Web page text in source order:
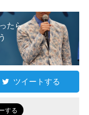
たら
ツイートする